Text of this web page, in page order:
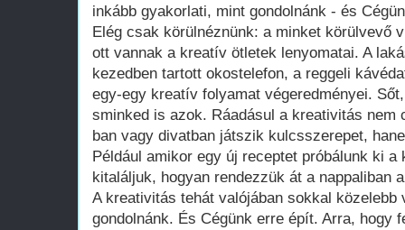
inkább gyakorlati, mint gondolnánk - és
Elég csak körülnéznünk: a minket körülvevő
ott vannak a kreatív ötletek lenyomatai. A
kezedben tartott okostelefon, a reggeli
egy-egy kreatív folyamat végeredményei.
sminked is azok. Ráadásul a kreativitás nem
ban vagy divatban játszik kulcsszerepet,
Például amikor egy új receptet próbálunk ki a
kitaláljuk, hogyan rendezzük át a nappaliban
A kreativitás tehát valójában sokkal közelebb
gondolnánk. És Cégünk erre épít. Arra, hogy